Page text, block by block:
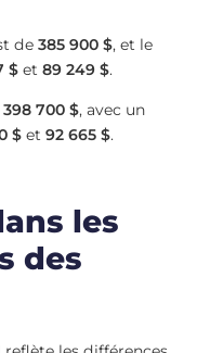
de 385 900 $, et le
$ et 89 249 $.
398 700 $, avec un
$ et 92 665 $.
les
des